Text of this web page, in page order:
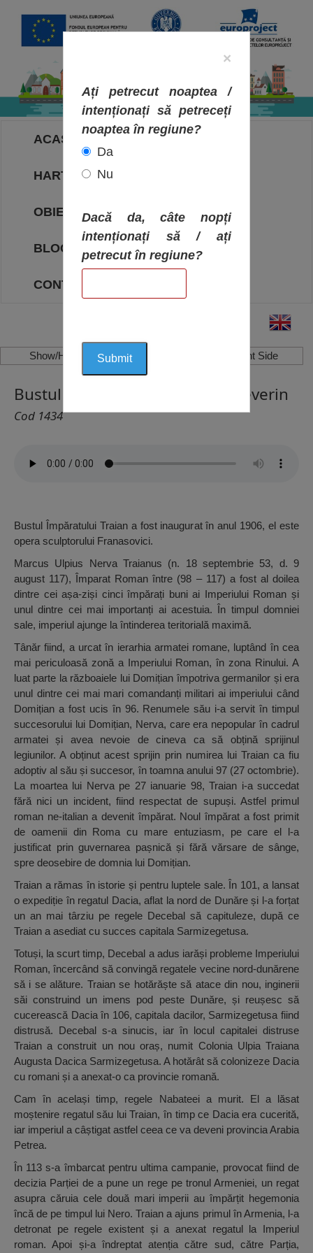
ACASA
HARTA OBIECTIVELOR
OBIECTIVE
BLOG
CONTACT
Show/Hide Left Side Show/Hide Right Side
Bustul Traian, Drobeta Turnu Severin
Cod 1434
Bustul Împăratului Traian a fost inaugurat în anul 1906, el este
opera sculptorului Franasovici.
Marcus Ulpius Nerva Traianus (n. 18 septembrie 53, d. 9
august 117), Împarat Roman între (98 – 117) a fost al doilea
dintre cei așa-ziși cinci împărați buni ai Imperiului Roman și
unul dintre cei mai importanți ai acestuia. În timpul domniei
sale, imperiul ajunge la întinderea teritorială maximă.
Tânăr fiind, a urcat în ierarhia armatei romane, luptând în cea
mai periculoasă zonă a Imperiului Roman, în zona Rinului. A
luat parte la războaiele lui Domițian împotriva germanilor și era
unul dintre cei mai mari comandanți militari ai imperiului când
Domițian a fost ucis în 96. Renumele său i-a servit în timpul
succesorului lui Domițian, Nerva, care era nepopular în cadrul
armatei și avea nevoie de cineva ca să obțină sprijinul
legiunilor. A obținut acest sprijin prin numirea lui Traian ca fiu
adoptiv al său și succesor, în toamna anului 97 (27 octombrie).
La moartea lui Nerva pe 27 ianuarie 98, Traian i-a succedat
fără nici un incident, fiind respectat de supuși. Astfel primul
roman ne-italian a devenit împărat. Noul împărat a fost primit
de oamenii din Roma cu mare entuziasm, pe care el l-a
justificat prin guvernarea pașnică și fără vărsare de sânge,
spre deosebire de domnia lui Domițian.
Traian a rămas în istorie și pentru luptele sale. În 101, a lansat
o expediție în regatul Dacia, aflat la nord de Dunăre și l-a forțat
un an mai târziu pe regele Decebal să capituleze, după ce
Traian a asediat cu succes capitala Sarmizegetusa.
Totuși, la scurt timp, Decebal a adus iarăși probleme Imperiului
Roman, încercând să convingă regatele vecine nord-dunărene
să i se alăture. Traian se hotărăște să atace din nou, inginerii
săi construind un imens pod peste Dunăre, și reușesc să
cucerească Dacia în 106, capitala dacilor, Sarmizegetusa fiind
distrusă. Decebal s-a sinucis, iar în locul capitalei distruse
Traian a construit un nou oraș, numit Colonia Ulpia Traiana
Augusta Dacica Sarmizegetusa. A hotărât să colonizeze Dacia
cu romani și a anexat-o ca provincie romană.
Cam în același timp, regele Nabateei a murit. El a lăsat
moștenire regatul său lui Traian, în timp ce Dacia era cucerită,
iar imperiul a câștigat astfel ceea ce va deveni provincia Arabia
Petrea.
În 113 s-a îmbarcat pentru ultima campanie, provocat fiind de
decizia Parției de a pune un rege pe tronul Armeniei, un regat
asupra căruia cele două mari imperii au împărțit hegemonia
încă de pe timpul lui Nero. Traian a ajuns primul în Armenia, l-a
detronat pe regele existent și a anexat regatul la Imperiul
roman. Apoi și-a îndreptat atenția către sud, către Parția,
×
Ați petrecut noaptea /
intenționați să petreceți
noaptea în regiune?
Da
Nu
Dacă da, câte nopți
intenționați să / ați
petrecut în regiune?